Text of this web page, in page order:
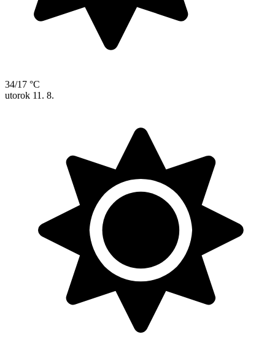
34/17 °C
utorok 11. 8.